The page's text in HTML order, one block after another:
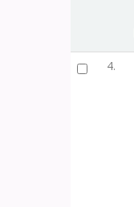
4.